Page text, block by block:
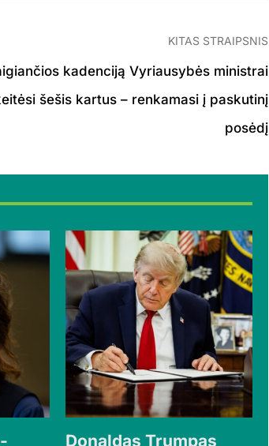
KITAS STRAIPSNIS
kadenciją Vyriausybės ministrai
šešis kartus – renkamasi į paskutinį
posėdį
Donaldas Trumpas